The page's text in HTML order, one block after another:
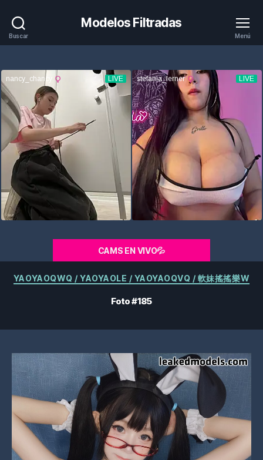
Buscar
Modelos Filtradas
Menú
CAMS EN VIVO💦
Categorías
YAOYAOQWQ / YAOYAOLE / YAOYAOQVQ / 軟妹搖搖樂W
Foto #185